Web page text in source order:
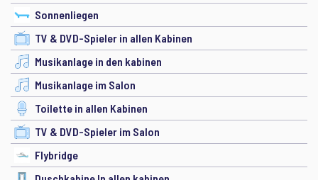
Sonnenliegen
TV & DVD-Spieler in allen Kabinen
Musikanlage in den kabinen
Musikanlage im Salon
Toilette in allen Kabinen
TV & DVD-Spieler im Salon
Flybridge